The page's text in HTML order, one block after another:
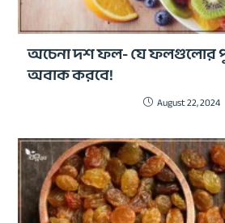
অচেনা দশ ফল- যে ফলগুলোর
অবাক করবে!
August 22, 2024